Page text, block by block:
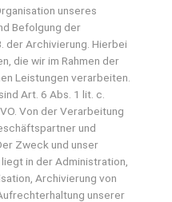
unseres
Befolgung der
der Archivierung. Hierbei
die wir im Rahmen der
Leistungen verarbeiten.
Art. 6 Abs. 1 lit. c.
Von der Verarbeitung
und
Zweck und unser
in der Administration,
Archivierung von
unserer